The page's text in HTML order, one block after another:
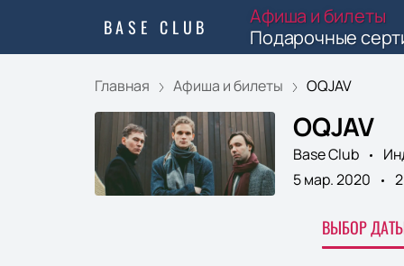
BASE CLUB
Афиша и билеты
Подарочные
Главная Афиша и билеты OQJAV
OQJAV
Base Club
5 мар. 2020
ВЫБОР